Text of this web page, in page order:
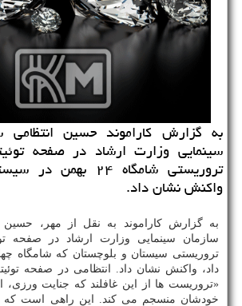
به گزارش كاراموند حسین
سینمایی وزارت ارشاد در صفحه
تروریستی شامگاه ۲۴
واكنش نشان داد.
به گزارش كاراموند به نقل از مهر،
سازمان سینمایی وزارت ارشاد در صفحه
داد، واكنش نشان داد. انتظامی در صفحه
«تروریست ها از این غافلند كه جنایت
خودشان منسجم می كند. این راهی است كه